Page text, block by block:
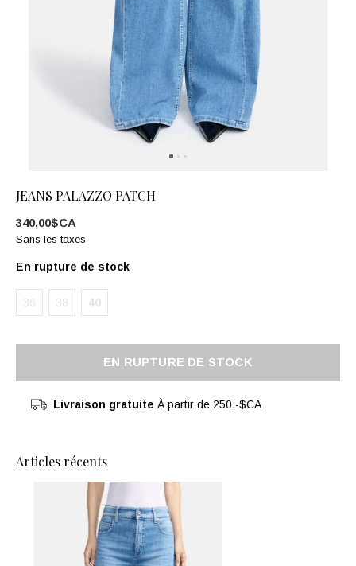
JEANS PALAZZO PATCH
340,00$CA
Sans les taxes
En rupture de stock
36 38 40
EN RUPTURE DE STOCK
Livraison gratuite À partir de 250,-$CA
Articles récents